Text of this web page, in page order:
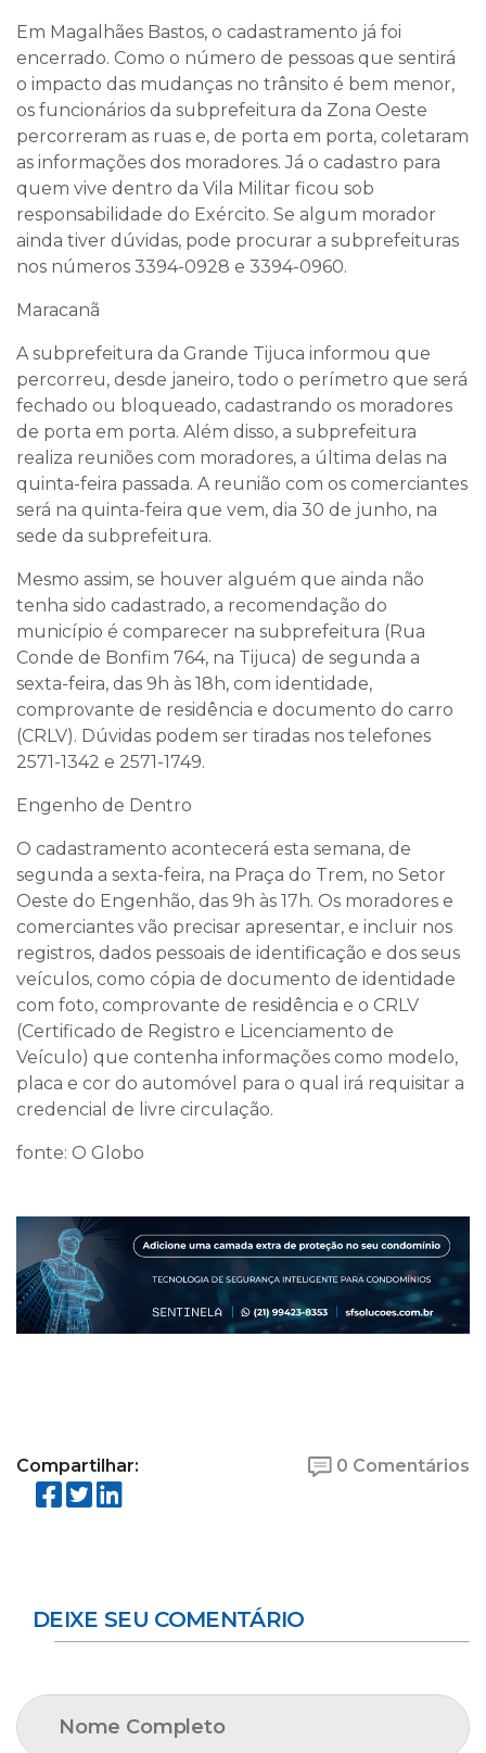
Em Magalhães Bastos, o cadastramento já foi
encerrado. Como o número de pessoas que sentirá
o impacto das mudanças no trânsito é bem menor,
os funcionários da subprefeitura da Zona Oeste
percorreram as ruas e, de porta em porta, coletaram
as informações dos moradores. Já o cadastro para
quem vive dentro da Vila Militar ficou sob
responsabilidade do Exército. Se algum morador
ainda tiver dúvidas, pode procurar a subprefeituras
nos números 3394-0928 e 3394-0960.
Maracanã
A subprefeitura da Grande Tijuca informou que
percorreu, desde janeiro, todo o perímetro que será
fechado ou bloqueado, cadastrando os moradores
de porta em porta. Além disso, a subprefeitura
realiza reuniões com moradores, a última delas na
quinta-feira passada. A reunião com os comerciantes
será na quinta-feira que vem, dia 30 de junho, na
sede da subprefeitura.
Mesmo assim, se houver alguém que ainda não
tenha sido cadastrado, a recomendação do
município é comparecer na subprefeitura (Rua
Conde de Bonfim 764, na Tijuca) de segunda a
sexta-feira, das 9h às 18h, com identidade,
comprovante de residência e documento do carro
(CRLV). Dúvidas podem ser tiradas nos telefones
2571-1342 e 2571-1749.
Engenho de Dentro
O cadastramento acontecerá esta semana, de
segunda a sexta-feira, na Praça do Trem, no Setor
Oeste do Engenhão, das 9h às 17h. Os moradores e
comerciantes vão precisar apresentar, e incluir nos
registros, dados pessoais de identificação e dos seus
veículos, como cópia de documento de identidade
com foto, comprovante de residência e o CRLV
(Certificado de Registro e Licenciamento de
Veículo) que contenha informações como modelo,
placa e cor do automóvel para o qual irá requisitar a
credencial de livre circulação.
fonte: O Globo
Compartilhar: 0 Comentários
DEIXE SEU COMENTÁRIO